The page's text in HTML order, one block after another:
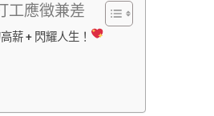
工應徵兼差
薪 + 閃耀人生！